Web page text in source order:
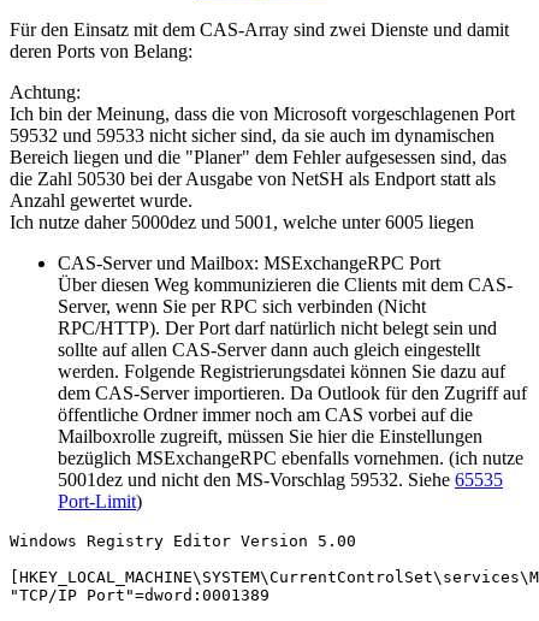
Für den Einsatz mit dem CAS-Array sind zwei Dienste und damit
deren Ports von Belang:
Achtung:
Ich bin der Meinung, dass die von Microsoft vorgeschlagenen Port
59532 und 59533 nicht sicher sind, da sie auch im dynamischen
Bereich liegen und die "Planer" dem Fehler aufgesessen sind, das
die Zahl 50530 bei der Ausgabe von NetSH als Endport statt als
Anzahl gewertet wurde.
Ich nutze daher 5000dez und 5001, welche unter 6005 liegen
CAS-Server und Mailbox: MSExchangeRPC Port
Über diesen Weg kommunizieren die Clients mit dem CAS-
Server, wenn Sie per RPC sich verbinden (Nicht
RPC/HTTP). Der Port darf natürlich nicht belegt sein und
sollte auf allen CAS-Server dann auch gleich eingestellt
werden. Folgende Registrierungsdatei können Sie dazu auf
dem CAS-Server importieren. Da Outlook für den Zugriff auf
öffentliche Ordner immer noch am CAS vorbei auf die
Mailboxrolle zugreift, müssen Sie hier die Einstellungen
bezüglich MSExchangeRPC ebenfalls vornehmen. (ich nutze
5001dez und nicht den MS-Vorschlag 59532. Siehe 65535
Port-Limit)
Windows Registry Editor Version 5.00
"TCP/IP Port"=dword:0001389